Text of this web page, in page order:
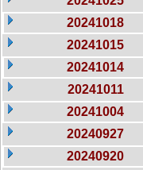
20241018
20241015
20241014
20241011
20241004
20240927
20240920